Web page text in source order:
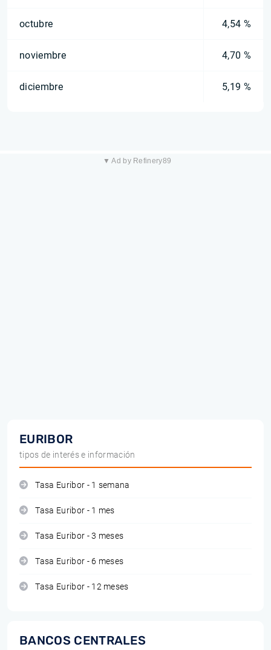
octubre 4,54 %
noviembre 4,70 %
diciembre 5,19 %
▼ Ad by Refinery89
EURIBOR
tipos de interés e información
Tasa Euribor - 1 semana
Tasa Euribor - 1 mes
Tasa Euribor - 3 meses
Tasa Euribor - 6 meses
Tasa Euribor - 12 meses
BANCOS CENTRALES